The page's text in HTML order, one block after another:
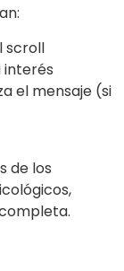
scroll
interés
el mensaje (si
de los